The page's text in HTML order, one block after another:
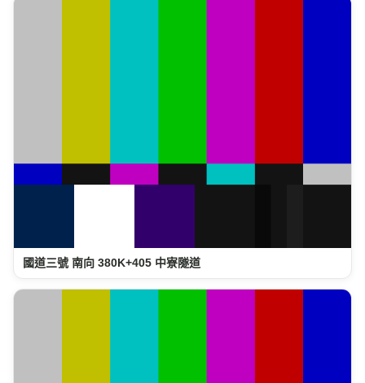
國道三號 南向 380K+405 中寮隧道